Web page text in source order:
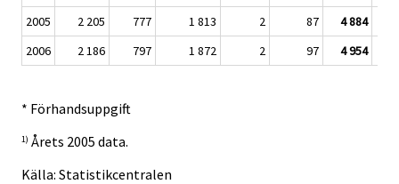
2005
2 205 777 1 813 2 87
4 884
2006
2 186 797 1 872 2 97 4 954
* Förhandsuppgift
1) Årets 2005 data.
Källa: Statistikcentralen